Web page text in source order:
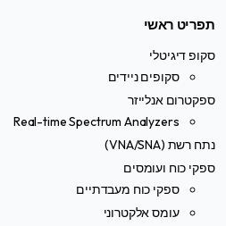
תפריט ראשי
סקופ דיגיטלי
סקופים ניידים
ספקטרום אנלייזר
Real-time Spectrum Analyzers
נתח רשת (VNA/SNA)
ספקי כוח ועומסים
ספקי כוח מעבדתיים
עומס אלקטרוני